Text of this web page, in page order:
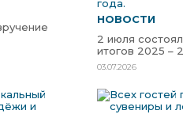
НОВОСТИ
2 июля
итогов 2025 –
03.07.2026